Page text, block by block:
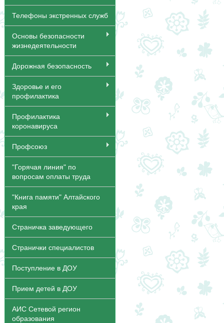
Телефоны экстренных служб
Основы безопасности
жизнедеятельности
Дорожная безопасность
Здоровье и его
профилактика
Профилактика
коронавируса
Профсоюз
"Горячая линия" по
вопросам оплаты труда
"Книга памяти" Алтайского
края
Страничка заведующего
Странички специалистов
Поступление в ДОУ
Прием детей в ДОУ
АИС Сетевой регион
образования